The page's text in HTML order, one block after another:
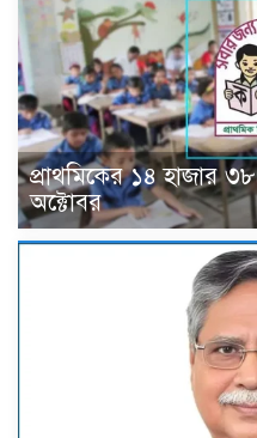
প্রাথমিকের ১৪ হাজার
অক্টোবর